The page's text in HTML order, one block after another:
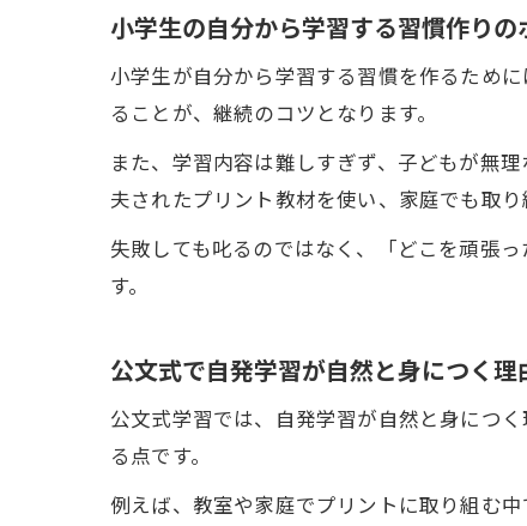
小学生の自分から学習する習慣作りの
小学生が自分から学習する習慣を作るため
ることが、継続のコツとなります。
また、学習内容は難しすぎず、子どもが無
夫されたプリント教材を使い、家庭でも取り
失敗しても叱るのではなく、「どこを頑張
す。
公文式で自発学習が自然と身につく理
公文式学習では、自発学習が自然と身につ
る点です。
例えば、教室や家庭でプリントに取り組む